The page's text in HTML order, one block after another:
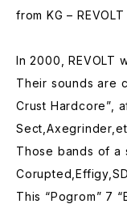
from KG – REVOLT
In 2000, REVOLT
Their sounds are
Crust Hardcore”,
Those bands of a
This “Pogrom” 7